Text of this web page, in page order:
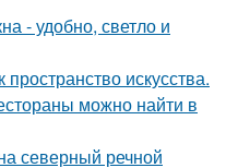
- удобно, светло и
искусства.
можно найти в
северный речной